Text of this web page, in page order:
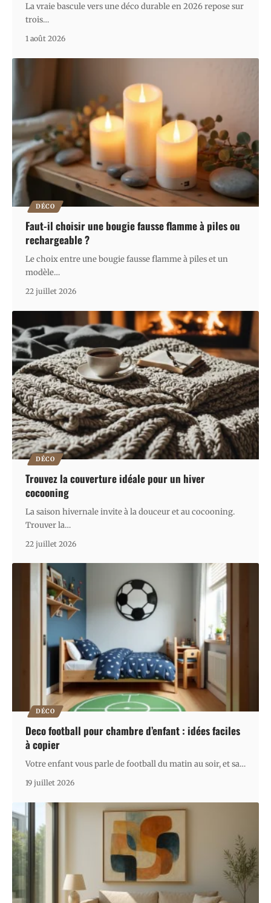
La vraie bascule vers une déco durable en 2026 repose sur
trois…
1 août 2026
DÉCO
Faut-il choisir une bougie fausse flamme à piles ou
rechargeable ?
Le choix entre une bougie fausse flamme à piles et un
modèle…
22 juillet 2026
DÉCO
Trouvez la couverture idéale pour un hiver
cocooning
La saison hivernale invite à la douceur et au cocooning.
Trouver la…
22 juillet 2026
DÉCO
Deco football pour chambre d’enfant : idées faciles
à copier
Votre enfant vous parle de football du matin au soir, et sa…
19 juillet 2026